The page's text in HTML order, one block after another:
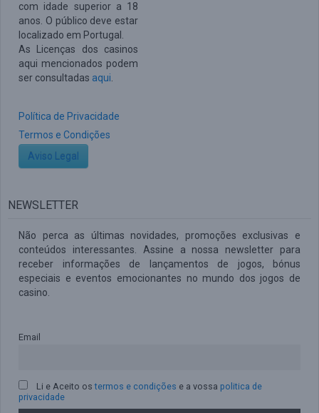
com idade superior a 18
anos. O público deve estar
localizado em Portugal.
As Licenças dos casinos
aqui mencionados podem
ser consultadas aqui
Política de Privacidade
Termos e Condições
Aviso Legal
NEWSLETTER
Não perca as últimas novidades, promoções exclusivas e
conteúdos interessantes. Assine a nossa newsletter para
receber informações de lançamentos de jogos, bónus
especiais e eventos emocionantes no mundo dos jogos de
casino.
Email
Li e Aceito ostermos e condições e a vossa politica de
privacidade